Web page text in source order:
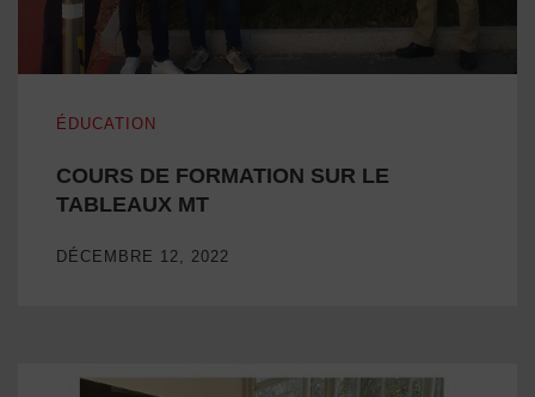
ÉDUCATION
COURS DE FORMATION SUR LE
TABLEAUX MT
DÉCEMBRE 12, 2022